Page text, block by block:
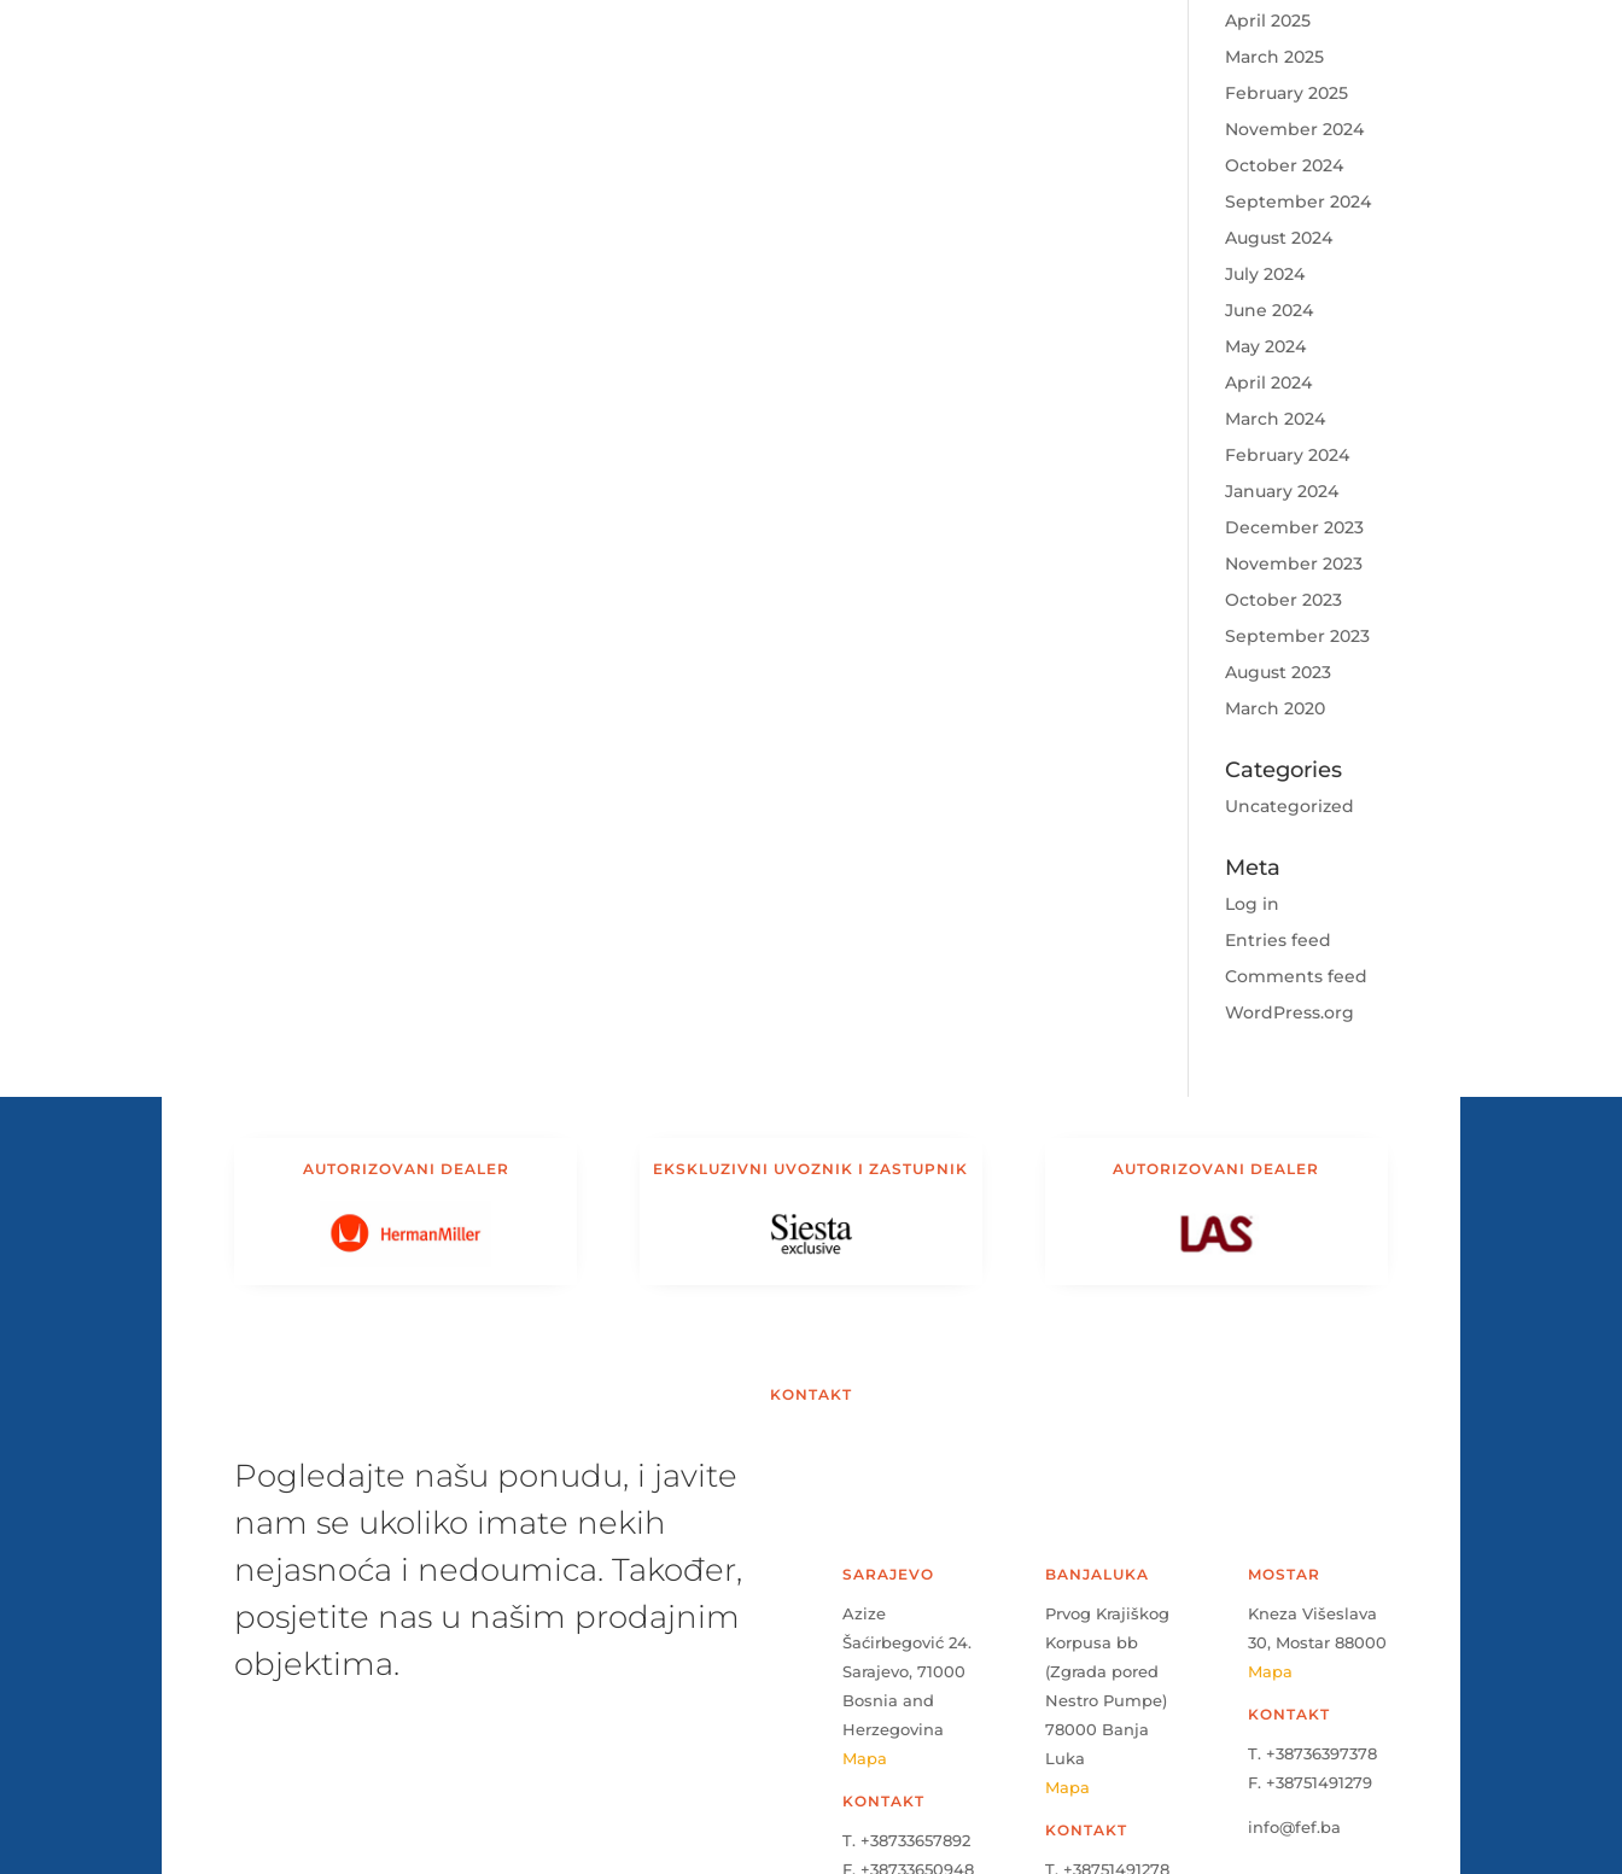
April 2025
March 2025
February 2025
November 2024
October 2024
September 2024
August 2024
July 2024
June 2024
May 2024
April 2024
March 2024
February 2024
January 2024
December 2023
November 2023
October 2023
September 2023
August 2023
March 2020
Categories
Uncategorized
Meta
Log in
Entries feed
Comments feed
WordPress.org
AUTORIZOVANI DEALER EKSKLUZIVNI UVOZNIK I ZASTUPNIK AUTORIZOVANI DEALER
KONTAKT
Pogledajte našu ponudu, i javite
nam se ukoliko imate nekih
nejasnoća i nedoumica. Također,
posjetite nas u našim prodajnim
objektima.
SARAJEVO
Azize
Šaćirbegović 24.
Sarajevo, 71000
Bosnia and
Herzegovina
Mapa
KONTAKT
T. +38733657892
F. +38733650948
BANJALUKA
Prvog Krajiškog
Korpusa bb
(Zgrada pored
Nestro Pumpe)
78000 Banja
Luka
Mapa
KONTAKT
T. +38751491278
MOSTAR
Kneza Višeslava
30, Mostar 88000
Mapa
KONTAKT
T. +38736397378
F. +38751491279
info@fef.ba